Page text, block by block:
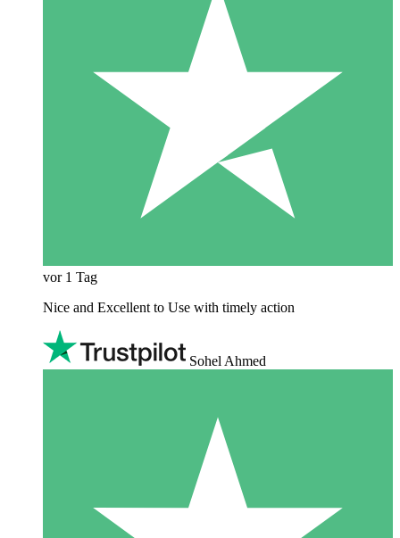
vor 1 Tag
Nice and Excellent to Use with timely action
Sohel Ahmed